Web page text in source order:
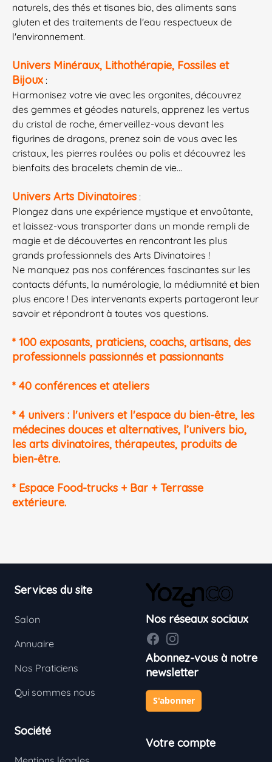
naturels, des thés et tisanes bio, des aliments sans
gluten et des traitements de l'eau respectueux de
l'environnement.
Univers Minéraux, Lithothérapie, Fossiles et
Bijoux :
Harmonisez votre vie avec les orgonites, découvrez
des gemmes et géodes naturels, apprenez les vertus
du cristal de roche, émerveillez-vous devant les
figurines de dragons, prenez soin de vous avec les
cristaux, les pierres roulées ou polis et découvrez les
bienfaits des bracelets chemin de vie...
Univers Arts Divinatoires :
Plongez dans une expérience mystique et envoûtante,
et laissez-vous transporter dans un monde rempli de
magie et de découvertes en rencontrant les plus
grands professionnels des Arts Divinatoires !
Ne manquez pas nos conférences fascinantes sur les
contacts défunts, la numérologie, la médiumnité et bien
plus encore ! Des intervenants experts partageront leur
savoir et répondront à toutes vos questions.
* 100 exposants, praticiens, coachs, artisans, des
professionnels passionnés et passionnants
* 40 conférences et ateliers
* 4 univers : l'univers et l'espace du bien-être, les
médecines douces et alternatives, l’univers bio,
les arts divinatoires, thérapeutes, produits de
bien-être.
* Espace Food-trucks + Bar + Terrasse
extérieure.
Services du site
Salon
Annuaire
Nos Praticiens
Qui sommes nous
Société
Nos réseaux sociaux
FacebookInstagram
Abonnez-vous à notre
newsletter
S'abonner
Votre compte